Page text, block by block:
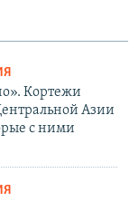
Кортежи
Азии
с ними